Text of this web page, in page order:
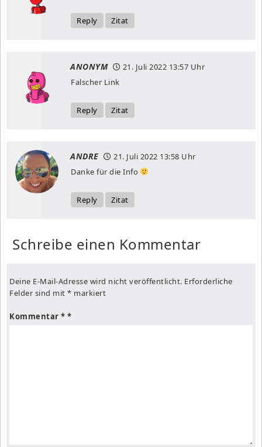
Reply Zitat
ANONYM 21. Juli 2022 13:57 Uhr
Falscher Link
Reply Zitat
ANDRE 21. Juli 2022 13:58 Uhr
Danke für die Info
Reply Zitat
Schreibe einen Kommentar
Deine E-Mail-Adresse wird nicht veröffentlicht. Erforderliche
Felder sind mit * markiert
Kommentar *